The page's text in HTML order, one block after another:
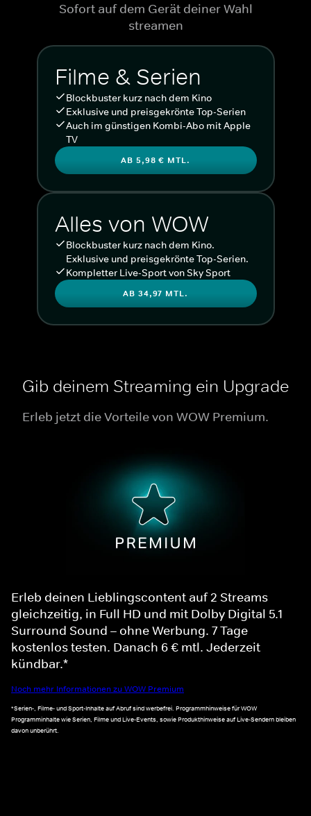
Sofort auf dem Gerät deiner Wahl
streamen
Filme & Serien
Blockbuster kurz nach dem Kino
Exklusive und preisgekrönte Top-Serien
Auch im günstigen Kombi-Abo mit Apple
TV
AB 5,98 € MTL.
Alles von WOW
Blockbuster kurz nach dem Kino.
Exklusive und preisgekrönte Top-Serien.
Kompletter Live-Sport von Sky Sport
AB 34,97 MTL.
Gib deinem Streaming ein Upgrade
Erleb jetzt die Vorteile von WOW Premium.
Erleb deinen Lieblingscontent auf 2 Streams
gleichzeitig, in Full HD und mit Dolby Digital 5.1
Surround Sound – ohne Werbung. 7 Tage
kostenlos testen. Danach 6 € mtl. Jederzeit
kündbar.*
Noch mehr Informationen zu WOW Premium
*Serien-, Filme- und Sport-Inhalte auf Abruf sind werbefrei. Programmhinweise für WOW
Programminhalte wie Serien, Filme und Live-Events, sowie Produkthinweise auf Live-Sendern bleiben
davon unberührt.